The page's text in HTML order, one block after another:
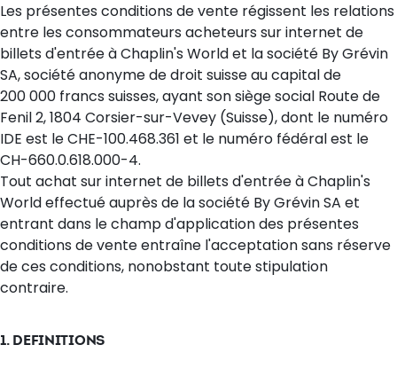
Les présentes conditions de vente régissent les relations
entre les consommateurs acheteurs sur internet de
billets d'entrée à Chaplin's World et la société By Grévin
SA, société anonyme de droit suisse au capital de
200 000 francs suisses, ayant son siège social Route de
Fenil 2, 1804 Corsier-sur-Vevey (Suisse), dont le numéro
IDE est le CHE-100.468.361 et le numéro fédéral est le
CH-660.0.618.000-4.
Tout achat sur internet de billets d'entrée à Chaplin's
World effectué auprès de la société By Grévin SA et
entrant dans le champ d'application des présentes
conditions de vente entraîne l'acceptation sans réserve
de ces conditions, nonobstant toute stipulation
contraire.
1. DEFINITIONS